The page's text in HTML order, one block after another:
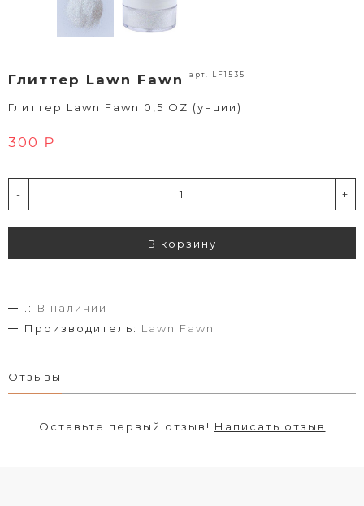
Глиттер Lawn Fawn арт. LF1535
Глиттер Lawn Fawn 0,5 OZ (унции)
300 ₽
- +
В корзину
.:
В наличии
Производитель: Lawn Fawn
Отзывы
Оставьте первый отзыв! Написать отзыв